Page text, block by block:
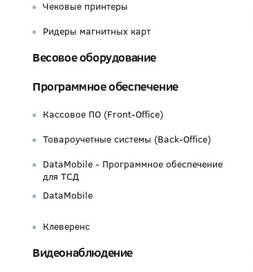
Чековые принтеры
Ридеры магнитных карт
Весовое оборудование
Программное обеспечение
Кассовое ПО (Front-Office)
Товароучетные системы (Back-Office)
DataMobile - Программное обеспечение
для ТСД
DataMobile
Клеверенс
Видеонаблюдение